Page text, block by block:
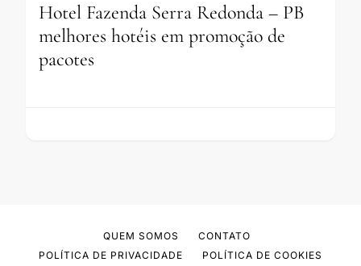
Hotel Fazenda Serra Redonda – PB
melhores hotéis em promoção de
pacotes
QUEM SOMOS
CONTATO
POLÍTICA DE PRIVACIDADE
POLÍTICA DE COOKIES